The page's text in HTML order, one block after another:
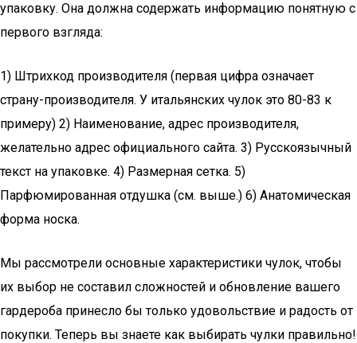
упаковку. Она должна содержать информацию понятную с
первого взгляда:
1) Штрихкод производителя (первая цифра означает
страну-производителя. У итальянских чулок это 80-83 к
примеру) 2) Наименование, адрес производителя,
желательно адрес официального сайта. 3) Русскоязычный
текст на упаковке. 4) Размерная сетка. 5)
Парфюмированная отдушка (см. выше.) 6) Анатомическая
форма носка.
Мы рассмотрели основные характеристики чулок, чтобы
их выбор не составил сложностей и обновление вашего
гардероба принесло бы только удовольствие и радость от
покупки. Теперь вы знаете как выбирать чулки правильно!